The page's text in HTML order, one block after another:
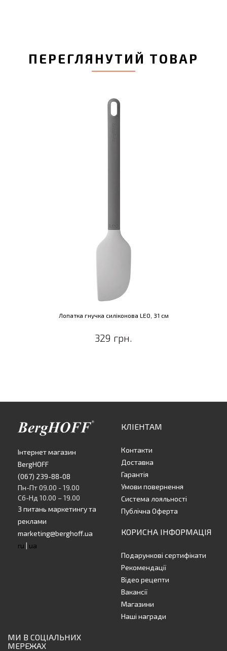
ПЕРЕГЛЯНУТИЙ ТОВАР
Лопатка гнучка силіконова LEO, 31 см
329 грн.
Інтернет магазин
BergHOFF
(067) 239-88-08
Пн-Пт 09.00 - 19.00
Сб-Нд 10.00 – 19.00
З питань маркетингу та
реклами
marketing@berghoff.ua
ru | ua
КЛІЕНТАМ
Контакти
Доставка
Гарантія
Умови повернення
Система лояльності
Публічна Оферта
КОРИСНА ІНФОРМАЦІЯ
Подарункові сертифікати
Рекомендації
Відео рецепти
Вакансії
Магазини
Наші награди
МИ В СОЦІАЛЬНИХ
МЕРЕЖАХ